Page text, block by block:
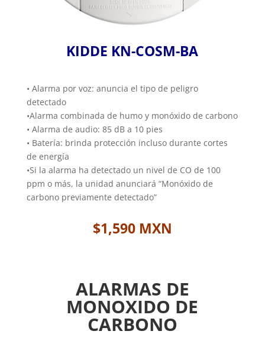
KIDDE KN-COSM-BA
• Alarma por voz: anuncia el tipo de peligro
detectado
•Alarma combinada de humo y monóxido de carbono
• Alarma de audio: 85 dB a 10 pies
• Batería: brinda protección incluso durante cortes
de energía
•Si la alarma ha detectado un nivel de CO de 100
ppm o más, la unidad anunciará “Monóxido de
carbono previamente detectado”
$1,590 MXN
ALARMAS DE
MONOXIDO DE
CARBONO